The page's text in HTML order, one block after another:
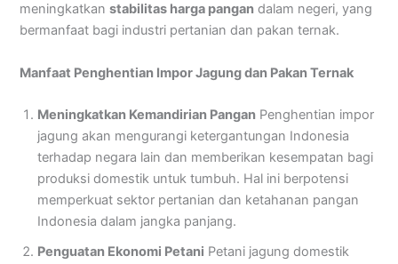
meningkatkanstabilitas harga pangan dalam negeri, yang
bermanfaat bagi industri pertanian dan pakan ternak.
Manfaat Penghentian Impor Jagung dan Pakan Ternak
Meningkatkan Kemandirian Pangan Penghentian impor
jagung akan mengurangi ketergantungan Indonesia
terhadap negara lain dan memberikan kesempatan bagi
produksi domestik untuk tumbuh. Hal ini berpotensi
memperkuat sektor pertanian dan ketahanan pangan
Indonesia dalam jangka panjang.
Penguatan Ekonomi Petani Petani jagung domestik